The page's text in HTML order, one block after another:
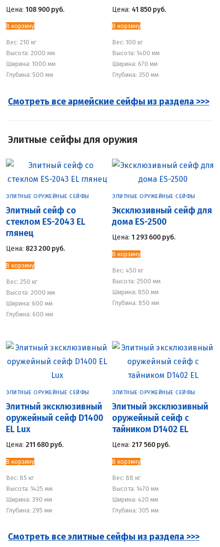
Цена: 108 900 руб.
В корзину
Вес: 210 кг
Высота: 2000 мм
Ширина: 1000 мм
Глубина: 500 мм
Цена: 41 850 руб.
В корзину
Вес: 100 кг
Высота: 1400 мм
Ширина: 670 мм
Глубина: 350 мм
Смотреть все армейские сейфы из раздела >>>
Элитные сейфы для оружия
ЭЛИТНЫЕ ОРУЖЕЙНЫЕ СЕЙФЫ
Элитный сейф со
стеклом ES-2043 EL
глянец
Цена: 823 200 руб.
В корзину
Вес: 250 кг
Высота: 2000 мм
Ширина: 600 мм
Глубина: 600 мм
ЭЛИТНЫЕ ОРУЖЕЙНЫЕ СЕЙФЫ
Эксклюзивный сейф для
дома ES-2500
Цена: 1 293 600 руб.
В корзину
Вес: 450 кг
Высота: 2500 мм
Ширина: 850 мм
Глубина: 850 мм
ЭЛИТНЫЕ ОРУЖЕЙНЫЕ СЕЙФЫ
Элитный эксклюзивный
оружейный сейф D1400
EL Lux
Цена: 211 680 руб.
В корзину
Вес: 85 кг
Высота: 1425 мм
Ширина: 390 мм
Глубина: 295 мм
ЭЛИТНЫЕ ОРУЖЕЙНЫЕ СЕЙФЫ
Элитный эксклюзивный
оружейный сейф с
тайником D1402 EL
Цена: 217 560 руб.
В корзину
Вес: 88 кг
Высота: 1470 мм
Ширина: 420 мм
Глубина: 305 мм
Смотреть все элитные сейфы из раздела >>>